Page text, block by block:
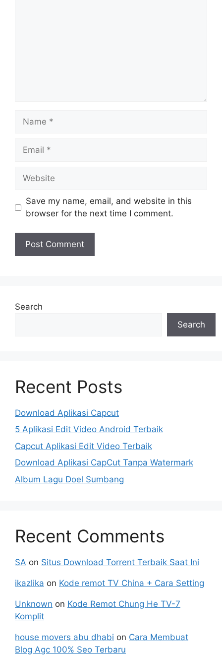
Name
Email
Website
Save my name, email, and website in this
browser for the next time I comment.
Search
Search
Recent Posts
Download Aplikasi Capcut
5 Aplikasi Edit Video Android Terbaik
Capcut Aplikasi Edit Video Terbaik
Download Aplikasi CapCut Tanpa Watermark
Album Lagu Doel Sumbang
Recent Comments
SA on Situs Download Torrent Terbaik Saat Ini
ikazlika on Kode remot TV China + Cara Setting
Unknown on Kode Remot Chung He TV-7
Komplit
house movers abu dhabi on Cara Membuat
Blog Agc 100% Seo Terbaru